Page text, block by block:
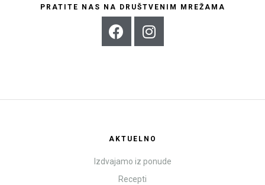
PRATITE NAS NA DRUŠTVENIM MREŽAMA
AKTUELNO
Izdvajamo iz ponude
Recepti